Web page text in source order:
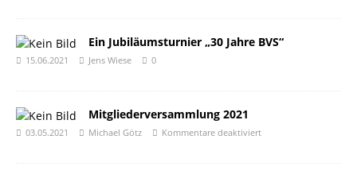
Ein Jubiläumsturnier „30 Jahre BVS“
15.06.2021 Jens Wiese 0
Mitgliederversammlung 2021
03.05.2021 Michael Götz Kommentare deaktiviert